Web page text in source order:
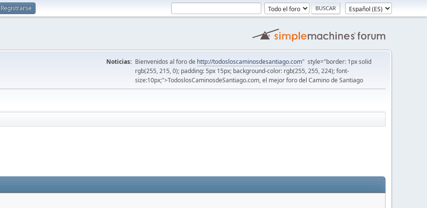
Registrarse
Noticias: Bienvenidos al foro de http://todosloscaminosdesantiago.com" style="border: 1px solid
rgb(255, 215, 0); padding: 5px 15px; background-color: rgb(255, 255, 224); font-
size:10px;">TodoslosCaminosdeSantiago.com, el mejor foro del Camino de Santiago